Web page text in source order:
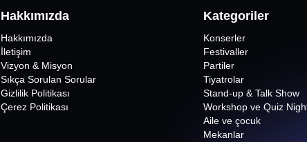
Hakkımızda
Hakkımızda
İletişim
Vizyon & Misyon
Sıkça Sorulan Sorular
Gizlilik Politikası
Çerez Politikası
Kategoriler
Konserler
Festivaller
Partiler
Tiyatrolar
Stand-up & Talk Show
Workshop ve Quiz
Aile ve çocuk
Mekanlar